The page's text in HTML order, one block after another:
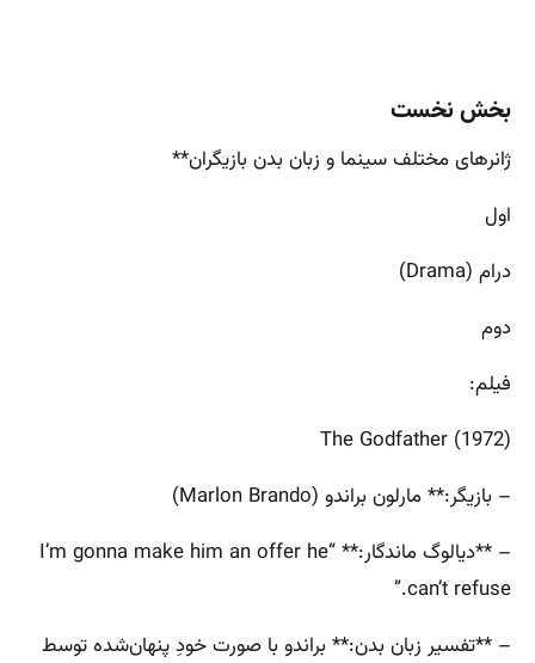
بخش نخست
ژانرهای مختلف سینما و زبان بدن بازیگران**
اول
درام (Drama)
دوم
فیلم:
The Godfather (1972)
– بازیگر:** مارلون براندو (Marlon Brando)
– **دیالوگ ماندگار:** “I’m gonna make him an offer he
can’t refuse.”
– **تفسیر زبان بدن:** براندو با صورت خودِ پنهان‌شده توسط